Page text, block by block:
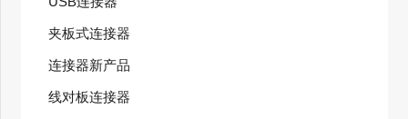
夹板式连接器
连接器新产品
线对板连接器